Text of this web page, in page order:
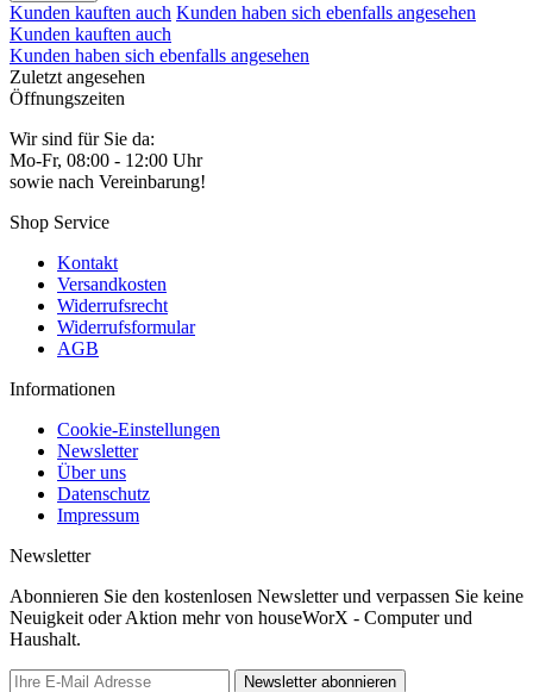
Kunden kauften auch Kunden haben sich ebenfalls angesehen
Kunden kauften auch
Kunden haben sich ebenfalls angesehen
Zuletzt angesehen
Öffnungszeiten
Wir sind für Sie da:
Mo-Fr, 08:00 - 12:00 Uhr
sowie nach Vereinbarung!
Shop Service
Kontakt
Versandkosten
Widerrufsrecht
Widerrufsformular
AGB
Informationen
Cookie-Einstellungen
Newsletter
Über uns
Datenschutz
Impressum
Newsletter
Abonnieren Sie den kostenlosen Newsletter und verpassen Sie keine
Neuigkeit oder Aktion mehr von houseWorX - Computer und
Haushalt.
Newsletter abonnieren